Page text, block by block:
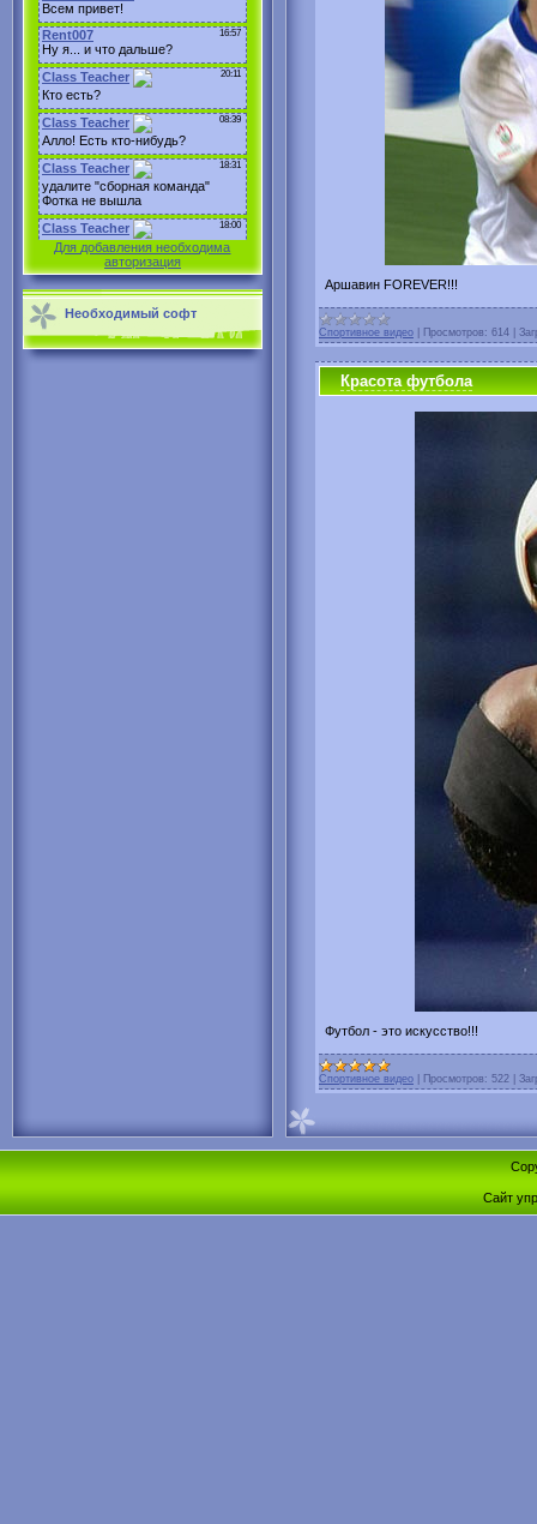
Для добавления необходима
авторизация
Необходимый софт
Аршавин FOREVER!!!
Спортивное видео Просмотров: 614
Красота футбола
Футбол - это искусство!!!
Спортивное видео Просмотров: 522
Сайт